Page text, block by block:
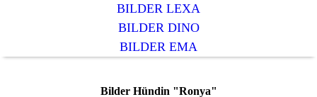
BILDER LEXA
BILDER DINO
BILDER EMA
Bilder Hündin "Ronya"